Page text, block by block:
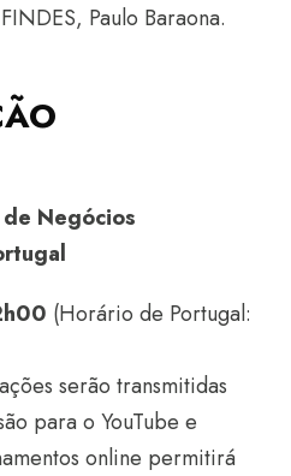
Paulo Baraona.
Negócios
(Horário de Portugal:
serão transmitidas
para o YouTube e
online permitirá